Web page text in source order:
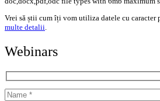
Vrei să știi cum îți vom utiliza datele cu caracter
multe detalii.
Webinars